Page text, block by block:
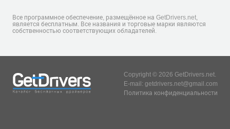
Все программное обеспечение, размещённое на GetDrivers.net,
является бесплатным. Все названия и торговые марки являются
собственностью соответствующих обладателей.
Copyright © 2026 GetDrivers.net.
E-mail: getdrivers.net@gmail.com
Политика конфиденциальности